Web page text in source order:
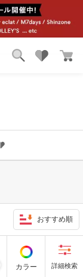
おすすめ順
カラー